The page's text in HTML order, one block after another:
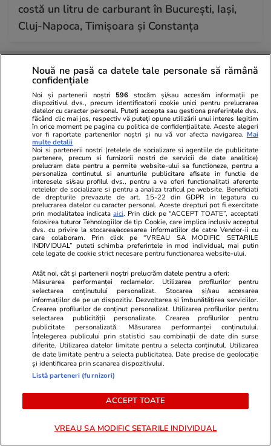
costă un litru de carburant în București, Iași,
Cluj-Napoca, Timișoara și Constanța
Vacanțe și Cultură 19:35
Greșeala banală făcută acasă
care îți poate strica vacanța în
aeroport. De ce o femeie a fost la
un pas să nu fie lăsată în avion
Lifestyle
„Speranța”
stepa din
tigroaică
Vacanțe și Cultură 16:17
Mesaje de Sfânta Teodora –
urări pe care să le transmiți
sărbătoriților
Nouă ne pasă ca datele tale personale să rămână
confidențiale
Noi și partenerii noștri 596 stocăm și/sau accesăm informații pe
dispozitivul dvs., precum identificatorii cookie unici pentru prelucrarea
datelor cu caracter personal. Puteți accepta sau gestiona preferințele dvs.
făcând clic mai jos, respectiv vă puteți opune utilizării unui interes legitim
în orice moment pe pagina cu politica de confidențialitate. Aceste alegeri
vor fi raportate partenerilor noștri și nu vă vor afecta navigarea. Mai
multe detalii
Noi si partenerii nostri (retelele de socializare si agentiile de publicitate
partenere, precum si furnizorii nostri de servicii de date analitice)
prelucram date pentru a permite website-ului sa functioneze, pentru a
personaliza continutul si anunturile publicitare afisate in functie de
interesele si/sau profilul dvs., pentru a va oferi functionalitati aferente
retelelor de socializare si pentru a analiza traficul pe website. Beneficiati
de drepturile prevazute de art. 15-22 din GDPR in legatura cu
prelucrarea datelor cu caracter personal. Aceste drepturi pot fi exercitate
prin modalitatea indicataaici. Prin click pe “ACCEPT TOATE”, acceptati
folosirea tuturor Tehnologiilor de tip Cookie, care implica inclusiv acceptul
dvs. cu privire la stocarea/accesarea informatiilor de catre Vendor-ii cu
care colaboram. Prin click pe “VREAU SA MODIFIC SETARILE
INDIVIDUAL” puteti schimba preferintele in mod individual, mai putin
cele legate de cookie strict necesare pentru functionarea website-ului.
Atât noi, cât și partenerii noștri prelucrăm datele pentru a oferi:
Măsurarea performanței reclamelor. Utilizarea profilurilor pentru
selectarea conținutului personalizat. Stocarea și/sau accesarea
informațiilor de pe un dispozitiv. Dezvoltarea și îmbunătățirea serviciilor.
Crearea profilurilor de conținut personalizat. Utilizarea profilurilor pentru
selectarea publicității personalizate. Crearea profilurilor pentru
publicitate personalizată. Măsurarea performanței conținutului.
Înțelegerea publicului prin statistici sau combinații de date din surse
diferite. Utilizarea datelor limitate pentru a selecta conținutul. Utilizarea
de date limitate pentru a selecta publicitatea. Date precise de geolocație
și identificarea prin scanarea dispozitivului.
Listă parteneri (furnizori)
ACCEPT TOATE
VREAU SA MODIFIC SETARILE INDIVIDUAL